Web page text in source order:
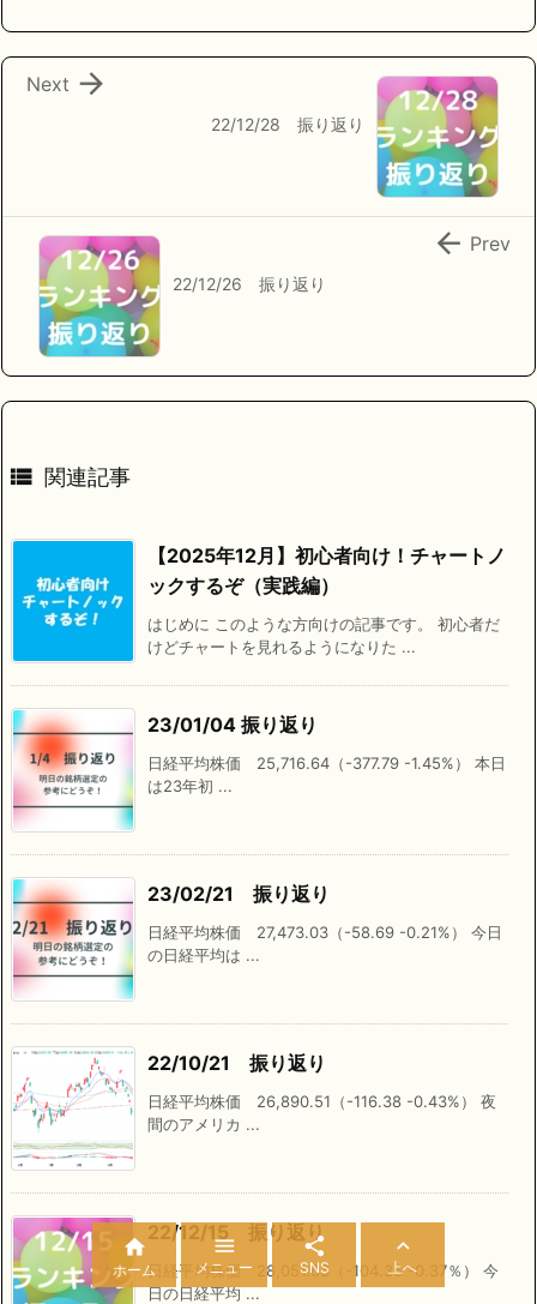
22/12/28 振り返り

Next
22/12/26 振り返り
 Prev
 関連記事
【2025年12月】初心者向け！チャートノ
ックするぞ（実践編）
はじめに このような方向けの記事です。 初心者だ
けどチャートを見れるようになりた ...
23/01/04 振り返り
日経平均株価 25,716.64（-377.79 -1.45%） 本日
は23年初 ...
23/02/21 振り返り
日経平均株価 27,473.03（-58.69 -0.21%） 今日
の日経平均は ...
22/10/21 振り返り
日経平均株価 26,890.51（-116.38 -0.43%） 夜
間のアメリカ ...
22/12/15 振り返り
日経平均株価 28,051.63（-104.36 -0.37％） 今
日の日経平均 ...

ホーム

メニュー

SNS

上へ